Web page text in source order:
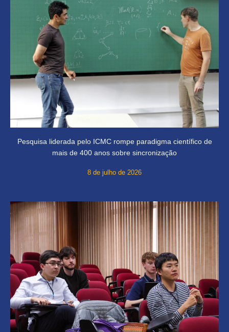
Pesquisa liderada pelo ICMC rompe paradigma científico de
mais de 400 anos sobre sincronização
8 de julho de 2026